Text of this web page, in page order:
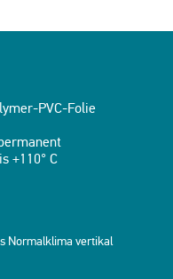
PVC-Folie
+110° C
Normalklima vertikal